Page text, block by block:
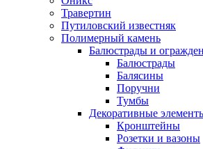
Травертин
Путиловский известняк
Полимерный камень
Балюстрады и
Балюстрады
Балясины
Поручни
Тумбы
Декоративные
Кронштейны
Розетки и вазоны